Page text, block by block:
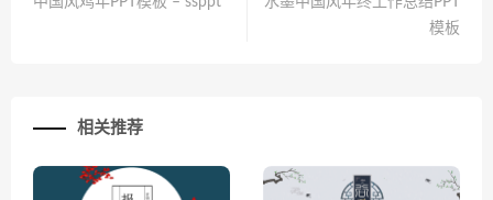
模板
相关推荐